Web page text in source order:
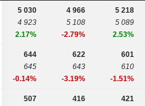
5 030
4 923
2.17%
4 966
5 108
-2.79%
5 218
5 089
2.53%
644
645
-0.14%
622
643
-3.19%
601
610
-1.51%
507
416
421